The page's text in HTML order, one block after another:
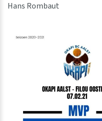
Hans Rombaut